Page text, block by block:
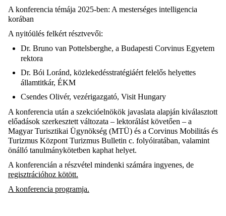
A konferencia témája 2025-ben: A mesterséges intelligencia
korában
A nyitóülés felkért résztvevői:
Dr. Bruno van Pottelsberghe, a Budapesti Corvinus Egyetem
rektora
Dr. Bói Loránd, közlekedésstratégiáért felelős helyettes
államtitkár, ÉKM
Csendes Olivér, vezérigazgató, Visit Hungary
A konferencia után a szekcióelnökök javaslata alapján kiválasztott
előadások szerkesztett változata – lektorálást követően – a
Magyar Turisztikai Ügynökség (MTÜ) és a Corvinus Mobilitás és
Turizmus Központ Turizmus Bulletin c. folyóiratában, valamint
önálló tanulmánykötetben kaphat helyet.
A konferencián a részvétel mindenki számára ingyenes, de
regisztrációhoz kötött.
A konferencia programja.